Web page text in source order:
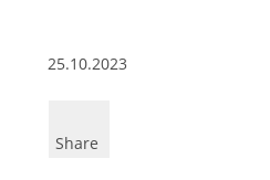
25.10.2023
Share